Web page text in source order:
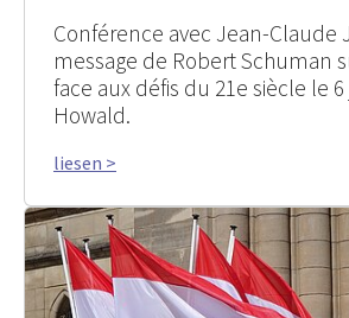
Conférence avec Jean-Claude
message de Robert Schuman
face aux défis du 21e siècle le
Howald.
liesen >